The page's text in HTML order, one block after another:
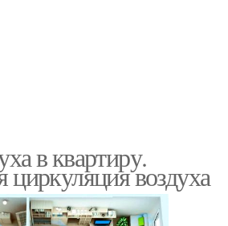
в квартиру.
циркуляция воздуха